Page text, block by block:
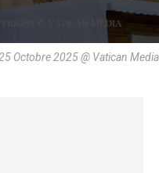
Octobre 2025 @ Vatican Media